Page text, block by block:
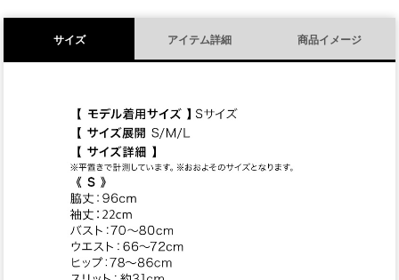
サイズ アイテム詳細 商品イメージ